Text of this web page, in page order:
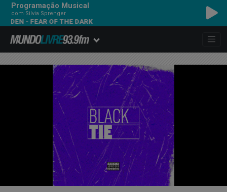
Programação Musical
com Silvia Sprenger
FEAR OF THE DARK